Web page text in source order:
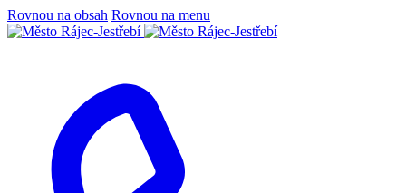
Rovnou na obsah Rovnou na menu